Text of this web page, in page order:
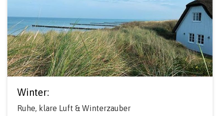
Winter:
Ruhe, klare Luft & Winterzauber